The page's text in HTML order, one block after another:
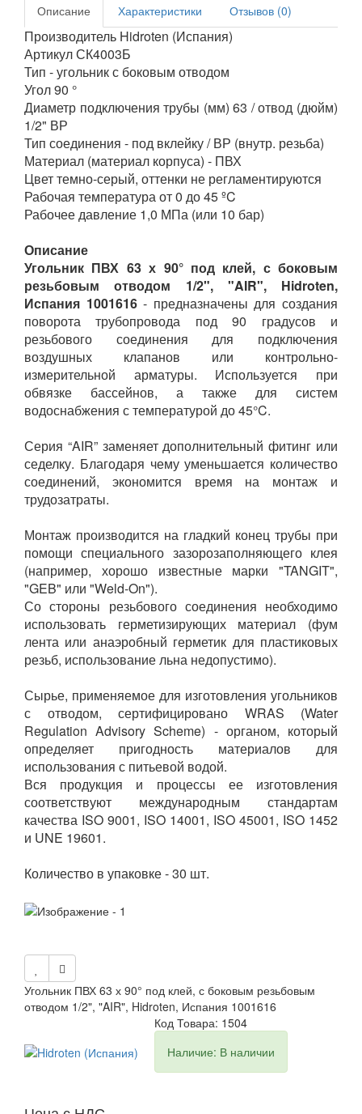
Описание Характеристики Отзывов (0)
Производитель Hidroten (Испания)
Артикул СК4003Б
Тип - угольник с боковым отводом
Угол 90 °
Диаметр подключения трубы (мм) 63 / отвод (дюйм)
1/2" ВР
Тип соединения - под вклейку / ВР (внутр. резьба)
Материал (материал корпуса) - ПВХ
Цвет темно-серый, оттенки не регламентируются
Рабочая температура от 0 до 45 ºC
Рабочее давление 1,0 МПа (или 10 бар)
Описание
Угольник ПВХ 63 х 90° под клей, с боковым
резьбовым отводом 1/2", "AIR", Hidroten,
Испания 1001616- предназначены для создания
поворота трубопровода под 90 градусов и
резьбового соединения для подключения
воздушных клапанов или контрольно-
измерительной арматуры. Используется при
обвязке бассейнов, а также для систем
водоснабжения с температурой до 45°C.
Серия “AIR” заменяет дополнительный фитинг или
седелку. Благодаря чему уменьшается количество
соединений, экономится время на монтаж и
трудозатраты.
Монтаж производится на гладкий конец трубы при
помощи специального зазорозаполняющего клея
(например, хорошо известные марки "TANGIT",
"GEB" или "Weld-On").
Со стороны резьбового соединения необходимо
использовать герметизирующих материал (фум
лента или анаэробный герметик для пластиковых
резьб, использование льна недопустимо).
Сырье, применяемое для изготовления угольников
с отводом, сертифицировано WRAS (Water
Regulation Advisory Scheme) - органом, который
определяет пригодность материалов для
использования с питьевой водой.
Вся продукция и процессы ее изготовления
соответствуют международным стандартам
качества ISO 9001, ISO 14001, ISO 45001, ISO 1452
и UNE 19601.
Количество в упаковке - 30 шт.
Угольник ПВХ 63 х 90° под клей, с боковым резьбовым
отводом 1/2", "AIR", Hidroten, Испания 1001616
Код Товара: 1504
Наличие: В наличии